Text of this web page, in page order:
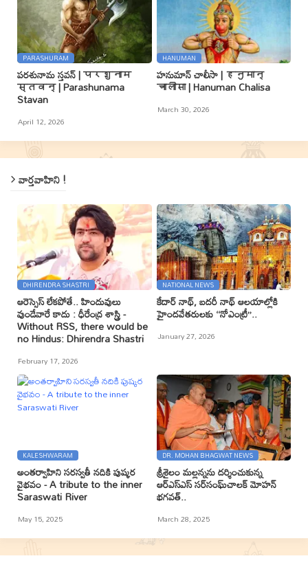
PARASHURAM
పరశునామ స్తవన్ | परशुनाम
स्तवन् | Parashunama
Stavan
April 12, 2026
HANUMAN
హనుమాన్ చాలీసా | हनुमान्
चालीसा | Hanuman Chalisa
March 30, 2026
వార్తవాహిని !
DHIRENDRA SHASTRI
ఆరెస్సెస్ లేకపోతే.. హిందువులు
వుండేవారే కాదు : ధీరేంద్ర శాస్త్రి -
Without RSS, there would be
no Hindus: Dhirendra Shastri
February 17, 2026
NATIONAL NEWS
కేదార్ నాథ్, బదరీ నాథ్ ఆలయాల్లోకి
హైందవేతరులకు ‘‘నోఎంట్రీ’’..
January 27, 2026
KALESHWARAM
అంతర్వాహిని సరస్వతీ నదికి పుష్కర
వైభవం - A tribute to the inner
Saraswati River
May 15, 2025
DR. MOHAN BHAGWAT NEWS
శ్రీశైలం మల్లన్నను దర్శించుకున్న
ఆర్ఎస్ఎస్ సర్‌సంఘ్‌చాలక్ మోహన్
భగవత్..
March 28, 2025